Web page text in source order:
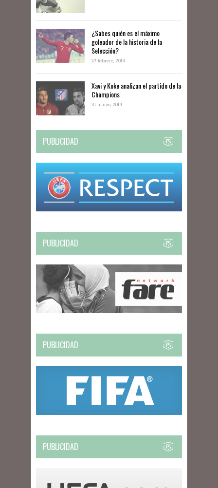
¿Sabes quién es el máximo
goleador de la historia de la
Selección?
27 febrero, 2014
Xavi y Koke analizan el partido de la
Champions
31 marzo, 2014
PUBLICIDAD
PUBLICIDAD
PUBLICIDAD
PUBLICIDAD